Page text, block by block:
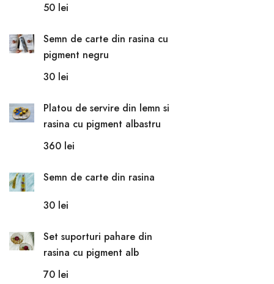
50 lei
Semn de carte din rasina cu
pigment negru
30 lei
Platou de servire din lemn si
rasina cu pigment albastru
360 lei
Semn de carte din rasina
30 lei
Set suporturi pahare din
rasina cu pigment alb
70 lei